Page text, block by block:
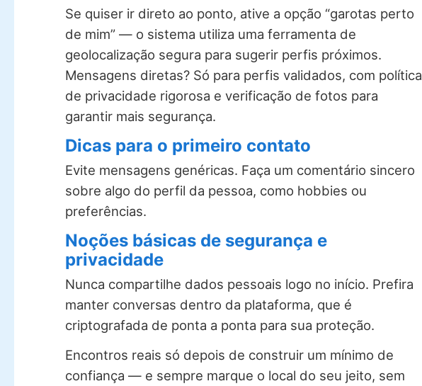
Se quiser ir direto ao ponto, ative a opção “garotas perto
de mim” — o sistema utiliza uma ferramenta de
geolocalização segura para sugerir perfis próximos.
Mensagens diretas? Só para perfis validados, com política
de privacidade rigorosa e verificação de fotos para
garantir mais segurança.
Dicas para o primeiro contato
Evite mensagens genéricas. Faça um comentário sincero
sobre algo do perfil da pessoa, como hobbies ou
preferências.
Noções básicas de segurança e
privacidade
Nunca compartilhe dados pessoais logo no início. Prefira
manter conversas dentro da plataforma, que é
criptografada de ponta a ponta para sua proteção.
Encontros reais só depois de construir um mínimo de
confiança — e sempre marque o local do seu jeito, sem